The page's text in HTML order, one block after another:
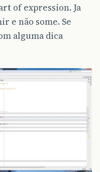
of expression. Ja
e não some. Se
alguma dica